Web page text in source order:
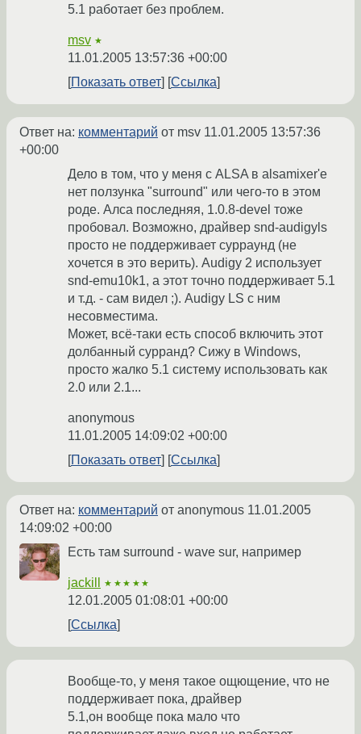
5.1 работает без проблем.
msv ★
11.01.2005 13:57:36 +00:00
Показать ответ
Ссылка
Ответ на: комментарий от msv 11.01.2005 13:57:36
+00:00
Дело в том, что у меня с ALSA в alsamixer'e
нет ползунка "surround" или чего-то в этом
роде. Алса последняя, 1.0.8-devel тоже
пробовал. Возможно, драйвер snd-audigyls
просто не поддерживает сурраунд (не
хочется в это верить). Audigy 2 использует
snd-emu10k1, а этот точно поддерживает 5.1
и т.д. - сам видел ;). Audigy LS c ним
несовместима.
Может, всё-таки есть способ включить этот
долбанный сурранд? Сижу в Windows,
просто жалко 5.1 систему использовать как
2.0 или 2.1...
anonymous
11.01.2005 14:09:02 +00:00
Показать ответ
Ссылка
Ответ на: комментарий от anonymous 11.01.2005
14:09:02 +00:00
Есть там surround - wave sur, например
jackill ★★★★★
12.01.2005 01:08:01 +00:00
Ссылка
Вообще-то, у меня такое ощющение, что не
поддерживает пока, драйвер
5.1,он вообще пока мало что